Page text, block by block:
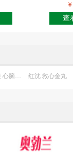
查
红沈 救心金丸